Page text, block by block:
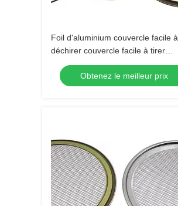
Foil d'aluminium couvercle facile à
déchirer couvercle facile à tirer
Couvercle de boîte Couvercles
accessoiresObtenez le meilleur prix